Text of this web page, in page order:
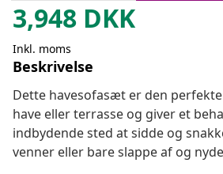
3,948 DKK
Inkl. moms
Beskrivelse
Dette havesofasæt er den
have eller terrasse og giver et
indbydende sted at sidde og
venner eller bare slappe af og